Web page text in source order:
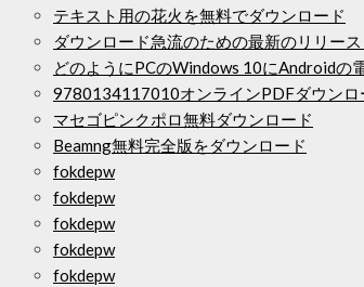
テキスト用の花火を無料でダウンロード
ダウンロード急流のための最新のリリー
どのようにPCのWindows 10にAndroidの
9780134117010オンラインPDFダウンロ
マセゴピンクポロ無料ダウンロード
Beamng無料完全版をダウンロード
fokdepw
fokdepw
fokdepw
fokdepw
fokdepw